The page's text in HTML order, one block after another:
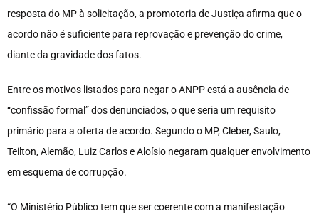
resposta do MP à solicitação, a promotoria de Justiça afirma que o
acordo não é suficiente para reprovação e prevenção do crime,
diante da gravidade dos fatos.
Entre os motivos listados para negar o ANPP está a ausência de
“confissão formal” dos denunciados, o que seria um requisito
primário para a oferta de acordo. Segundo o MP, Cleber, Saulo,
Teilton, Alemão, Luiz Carlos e Aloísio negaram qualquer envolvimento
em esquema de corrupção.
“O Ministério Público tem que ser coerente com a manifestação